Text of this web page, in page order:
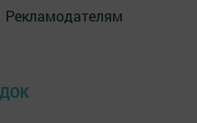
Рекламодателям